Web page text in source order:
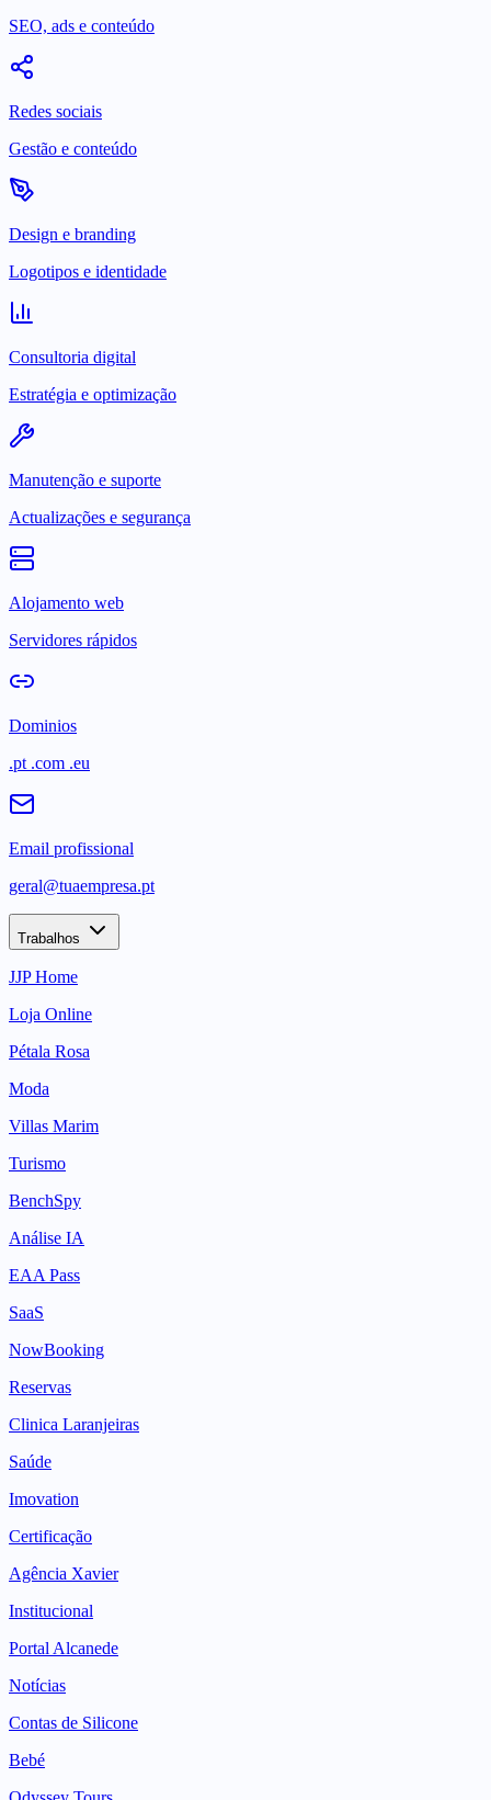
SEO, ads e conteúdo
Redes sociais
Gestão e conteúdo
Design e branding
Logotipos e identidade
Consultoria digital
Estratégia e optimização
Manutenção e suporte
Actualizações e segurança
Alojamento web
Servidores rápidos
Dominios
.pt .com .eu
Email profissional
geral@tuaempresa.pt
Trabalhos
JJP Home
Loja Online
Pétala Rosa
Moda
Villas Marim
Turismo
BenchSpy
Análise IA
EAA Pass
SaaS
NowBooking
Reservas
Clinica Laranjeiras
Saúde
Imovation
Certificação
Agência Xavier
Institucional
Portal Alcanede
Notícias
Contas de Silicone
Bebé